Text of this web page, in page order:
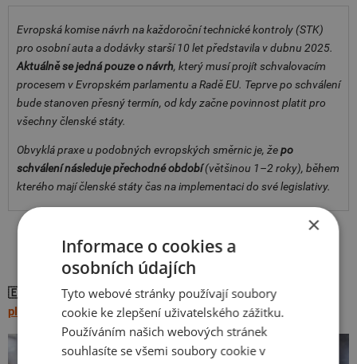
Evropská komise návrh na každoroční technické kontroly (STK)
pro osobní auta a dodávky starší 10 let představila v dubnu 2025.
Aktuálně se jedná pouze o návrh, který musí projít schvalovacím
procesem v Evropském parlamentu a Radě EU. Teprve po schválení
bude stanoven přesný termín, od kdy začne povinnost platit pro
všechny členské státy.
Obvyklá praxe u podobných evropských směrnic je, žepo
schválení následuje přechodné období(většinou 1–2 roky), během
kterého mají členské státy čas na implementaci do své legislativy.
🇪🇺 Přečtěte si také:Kde v zahraničí potřebujete emisní
plaketu? >>
×
Informace o cookies a
osobních údajích
Tyto webové stránky používají soubory
cookie ke zlepšení uživatelského zážitku.
Používáním našich webových stránek
souhlasíte se všemi soubory cookie v